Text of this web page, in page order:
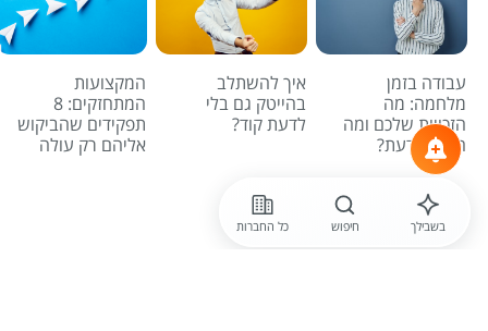
עבודה בזמן
מלחמה: מה
הזכויות שלכם ומה
חשוב לדעת?
איך להשתלב
בהייטק גם בלי
לדעת קוד?
המקצועות
המתחזקים: 8
תפקידים שהביקוש
אליהם רק עולה
לכל הכתבות
בשבילך חיפוש כל החברות